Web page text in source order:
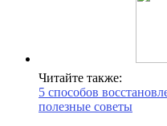
Читайте также:
5 способов
полезные советы